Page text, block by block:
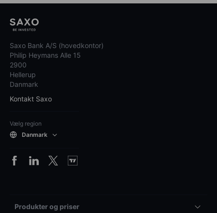
Saxo Bank A/S (hovedkontor)
Philip Heymans Alle 15
2900
Hellerup
Danmark
Kontakt Saxo
Vælg region
Danmark
Produkter og priser